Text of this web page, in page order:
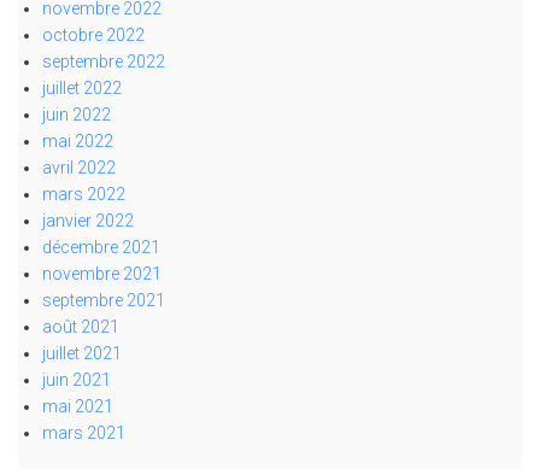
novembre 2022
octobre 2022
septembre 2022
juillet 2022
juin 2022
mai 2022
avril 2022
mars 2022
janvier 2022
décembre 2021
novembre 2021
septembre 2021
août 2021
juillet 2021
juin 2021
mai 2021
mars 2021